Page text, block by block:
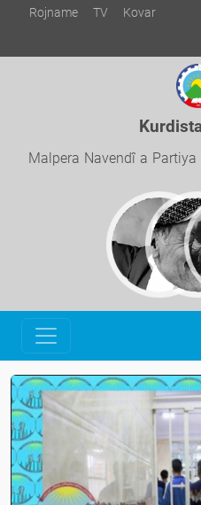
Rojname TV
Kovar
Malpera Navendî a